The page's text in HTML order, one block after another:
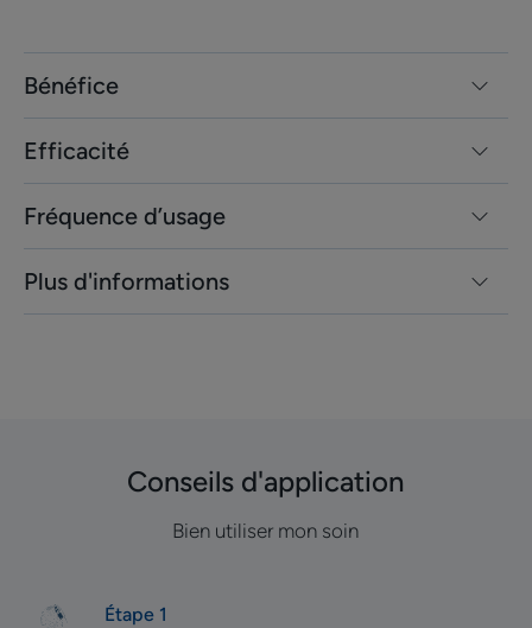
Bénéfice
Efficacité
Fréquence d’usage
Plus d'informations
Conseils d'application
Bien utiliser mon soin
Étape 1